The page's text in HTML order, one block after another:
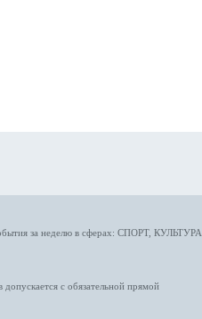
за неделю в сферах: СПОРТ, КУЛЬТУРА,
с обязательной прямой